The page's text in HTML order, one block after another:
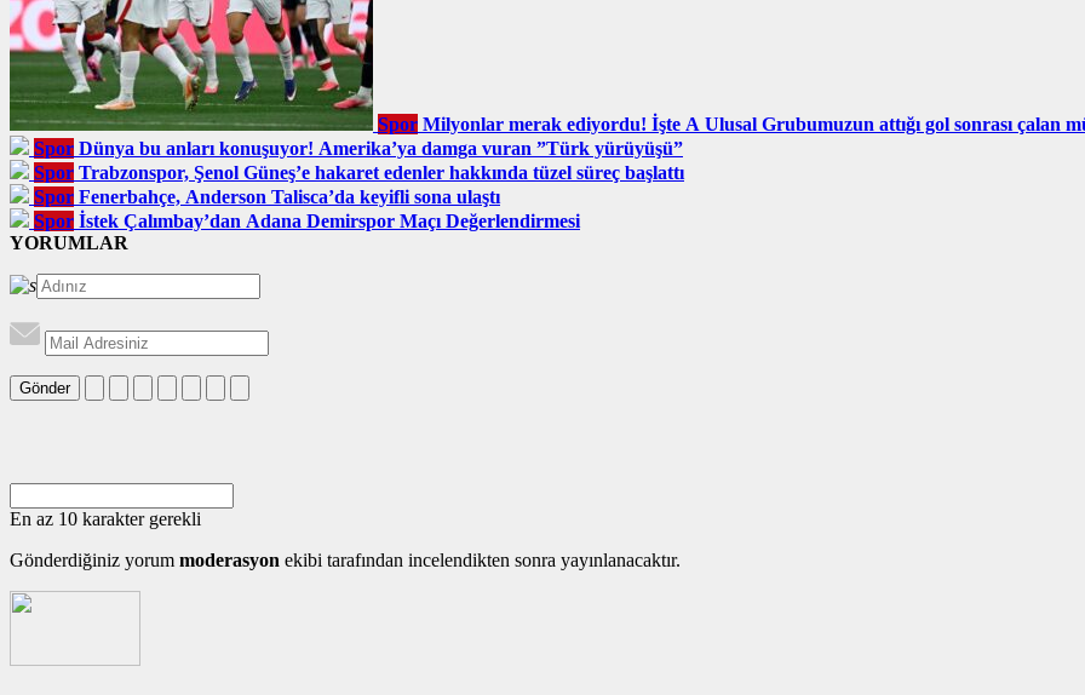
Spor Milyonlar merak ediyordu! İşte A Ulusal Grubumuzun attığı gol sonrası çalan
Spor Dünya bu anları konuşuyor! Amerika’ya damga vuran ”Türk yürüyüşü”
Spor Trabzonspor, Şenol Güneş’e hakaret edenler hakkında tüzel süreç başlattı
Spor Fenerbahçe, Anderson Talisca’da keyifli sona ulaştı
Spor İstek Çalımbay’dan Adana Demirspor Maçı Değerlendirmesi
YORUMLAR
Gönder
En az 10 karakter gerekli
Gönderdiğiniz yorum moderasyon ekibi tarafından incelendikten sonra yayınlanacaktır.